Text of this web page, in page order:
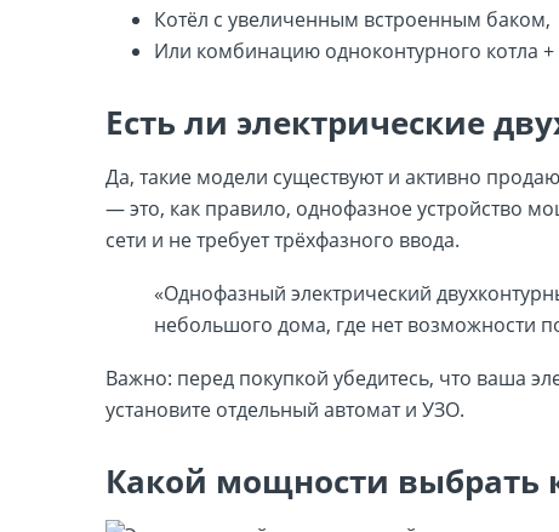
Котёл с увеличенным встроенным баком,
Или комбинацию одноконтурного котла
Есть ли электрические
Да, такие модели существуют и активно
— это, как правило, однофазное устройство
сети и не требует трёхфазного ввода.
«Однофазный электрический
небольшого дома, где нет возможности
Важно: перед покупкой убедитесь, что ваша
установите отдельный автомат и УЗО.
Какой мощности выбрать